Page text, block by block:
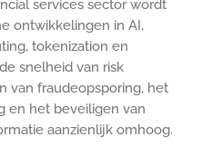
services sector wordt
ontwikkelingen in AI,
tokenization en
snelheid van risk
van fraudeopsporing, het
en het beveiligen van
aanzienlijk omhoog.